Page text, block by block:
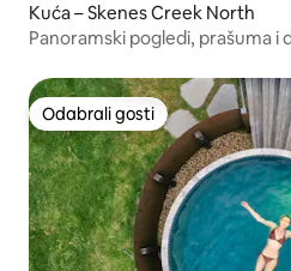
Kuća – Skenes Creek North
Panoramski pogledi, prašuma i
Odabrali gosti
Odabrali gosti